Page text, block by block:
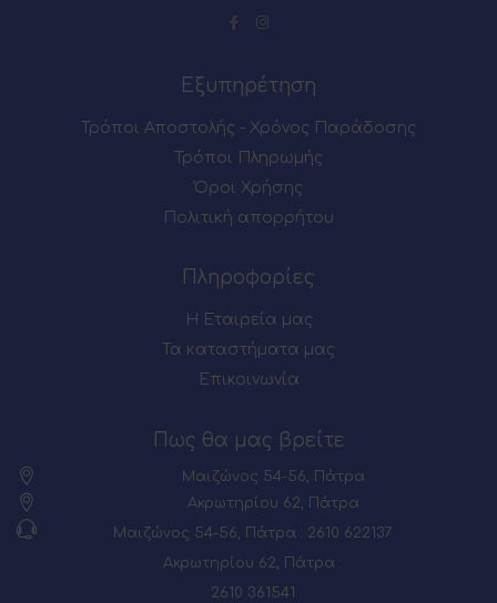
Εξυπηρέτηση
Τρόποι Αποστολής - Χρόνος Παράδοσης
Τρόποι Πληρωμής
Όροι Χρήσης
Πολιτική απορρήτου
Πληροφορίες
Η Εταιρεία μας
Τα καταστήματα μας
Επικοινωνία
Πως θα μας βρείτε
Μαιζώνος 54-56, Πάτρα
Ακρωτηρίου 62, Πάτρα
Μαιζώνος 54-56, Πάτρα : 2610 622137
Ακρωτηρίου 62, Πάτρα :
2610 361541